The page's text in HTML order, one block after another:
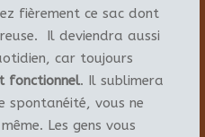
fièrement ce sac dont
Il deviendra aussi
car toujours
fonctionnel. Il sublimera
spontanéité, vous ne
Les gens vous